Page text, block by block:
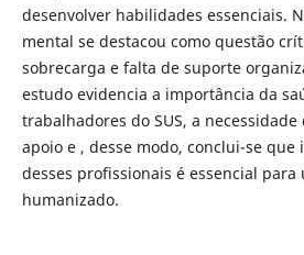
desenvolver habilidades essenciais.
mental se destacou como questão
sobrecarga e falta de suporte
estudo evidencia a importância da
trabalhadores do SUS, a
apoio e , desse modo, conclui-se
desses profissionais é essencial
humanizado.